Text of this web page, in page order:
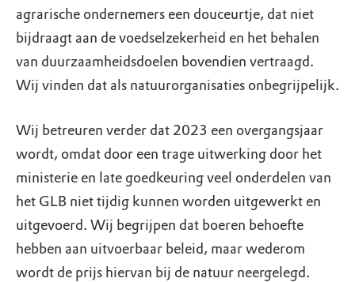
agrarische ondernemers een douceurtje, dat niet
bijdraagt aan de voedselzekerheid en het behalen
van duurzaamheidsdoelen bovendien vertraagd.
Wij vinden dat als natuurorganisaties onbegrijpelijk.
Wij betreuren verder dat 2023 een overgangsjaar
wordt, omdat door een trage uitwerking door het
ministerie en late goedkeuring veel onderdelen van
het GLB niet tijdig kunnen worden uitgewerkt en
uitgevoerd. Wij begrijpen dat boeren behoefte
hebben aan uitvoerbaar beleid, maar wederom
wordt de prijs hiervan bij de natuur neergelegd.